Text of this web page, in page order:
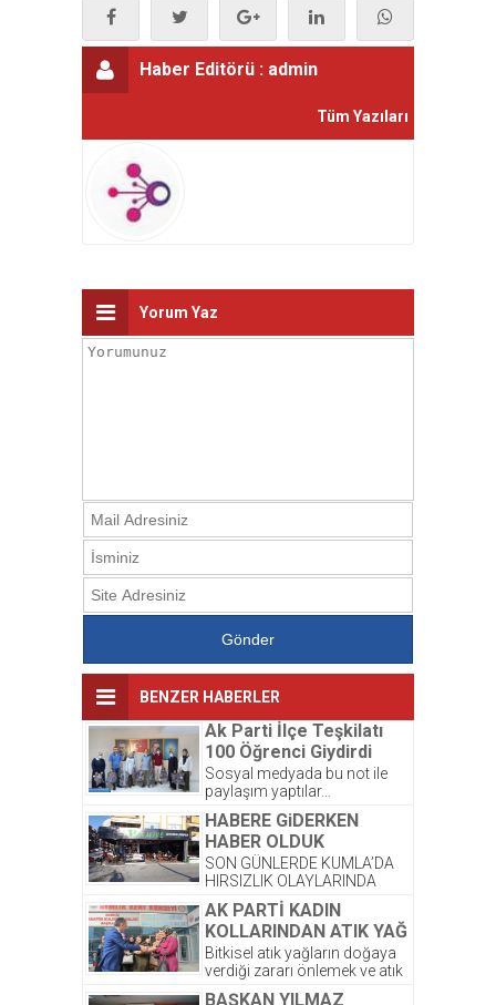
Haber Editörü : admin
Tüm Yazıları
Yorum Yaz
BENZER HABERLER
Ak Parti İlçe Teşkilatı
100 Öğrenci Giydirdi
Sosyal medyada bu not ile
paylaşım yaptılar…
çok yakıştı. ☺️ Bayram
sonrası,...
HABERE GiDERKEN
HABER OLDUK
SON GÜNLERDE KUMLA’DA
HIRSIZLIK OLAYLARINDA
ARTIŞ OLDUĞU GÖZLENDİ.
ŞİRKETİMİZ PALMİYE
DONDURMALARI’ NA AIT
OLAN DEPODA ONCEKI
AKŞAM...
AK PARTİ KADIN
KOLLARINDAN ATIK YAĞ
PROJESİNE DESTEK
Bitkisel atık yağların doğaya
verdiği zararı önlemek ve atık
BAŞKAN YILMAZ